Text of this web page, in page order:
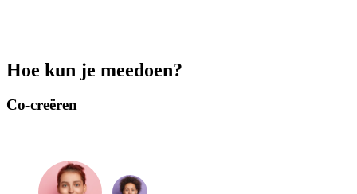
Hoe kun je meedoen?
Co-creëren